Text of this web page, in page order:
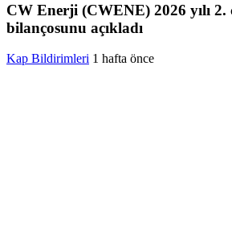
CW Enerji (CWENE) 2026 yılı 2.
bilançosunu açıkladı
Kap Bildirimleri 1 hafta önce